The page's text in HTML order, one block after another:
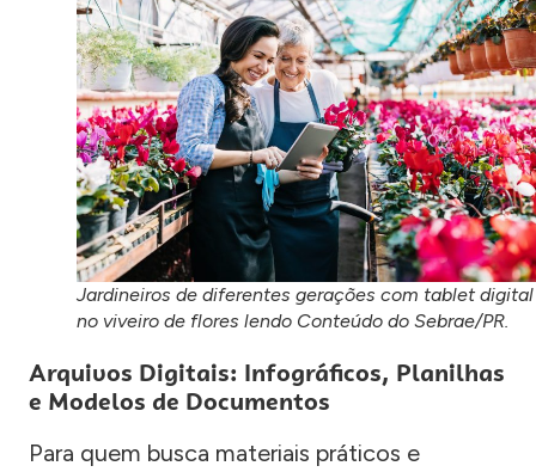
Jardineiros de diferentes gerações com tablet digital
no viveiro de flores lendo Conteúdo do Sebrae/PR.
Arquivos Digitais: Infográficos, Planilhas
e Modelos de Documentos
Para quem busca materiais práticos e